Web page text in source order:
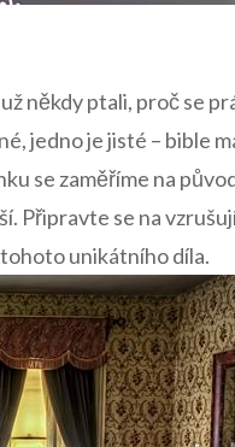
někdy ptali, proč se
jedno je jisté – bible
se zaměříme na
Připravte se na
unikátního díla.